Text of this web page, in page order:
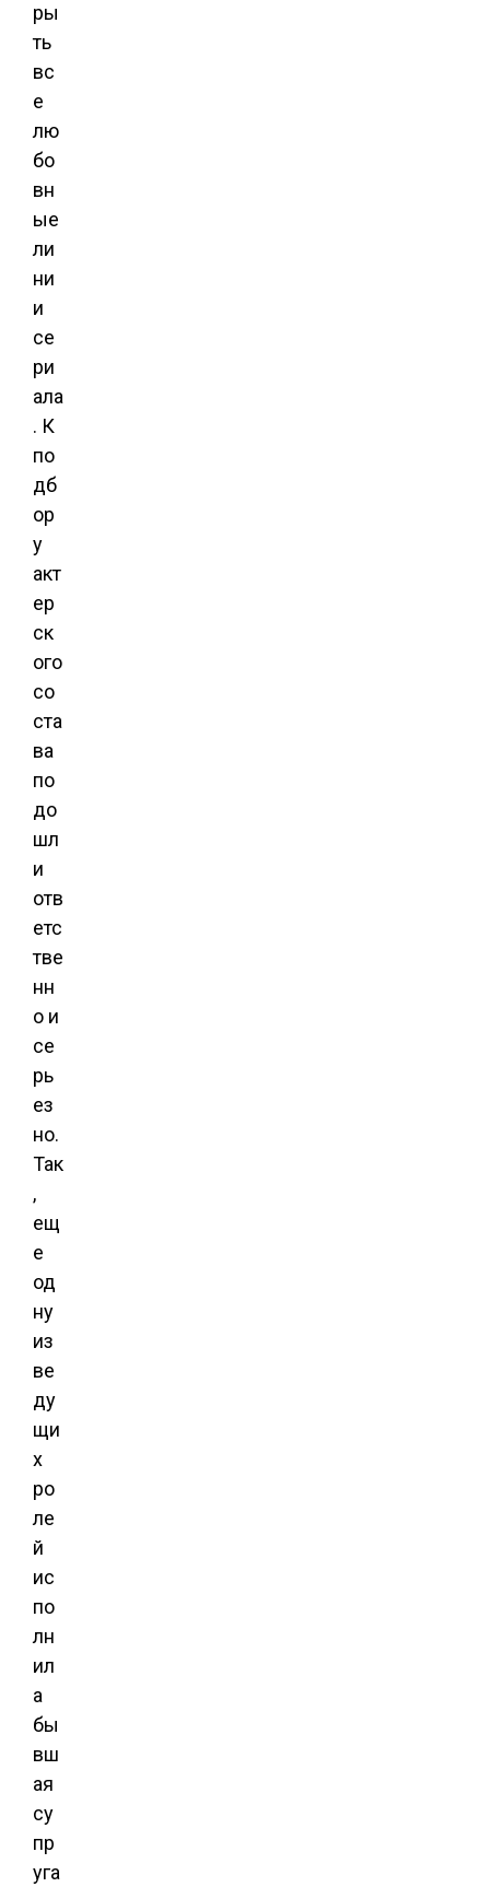
ры
ть
вс
е
лю
бо
вн
ые
ли
ни
и
се
ри
ала
. К
по
дб
ор
у
акт
ер
ск
ого
со
ста
ва
по
до
шл
и
отв
етс
тве
нн
о и
се
рь
ез
но.
Так
,
ещ
е
од
ну
из
ве
ду
щи
х
ро
ле
й
ис
по
лн
ил
а
бы
вш
ая
су
пр
уга